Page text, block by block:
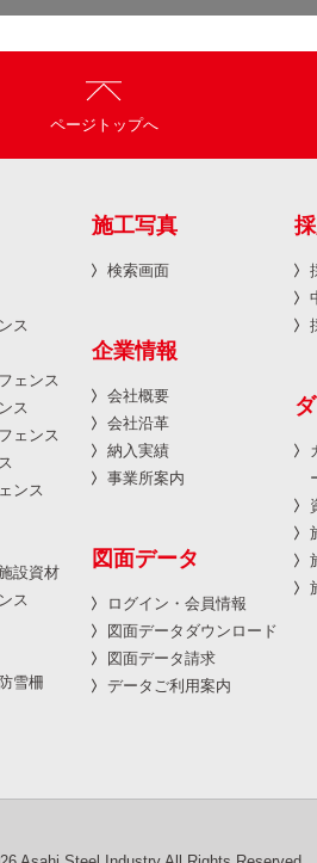
ページトップへ
ス
ェンス
ス
ェンス
ンス
設資材
ス
雪柵
施工写真
検索画面
企業情報
会社概要
会社沿革
納入実績
事業所案内
図面データ
ログイン・会員情報
図面データダウンロード
図面データ請求
データご利用案内